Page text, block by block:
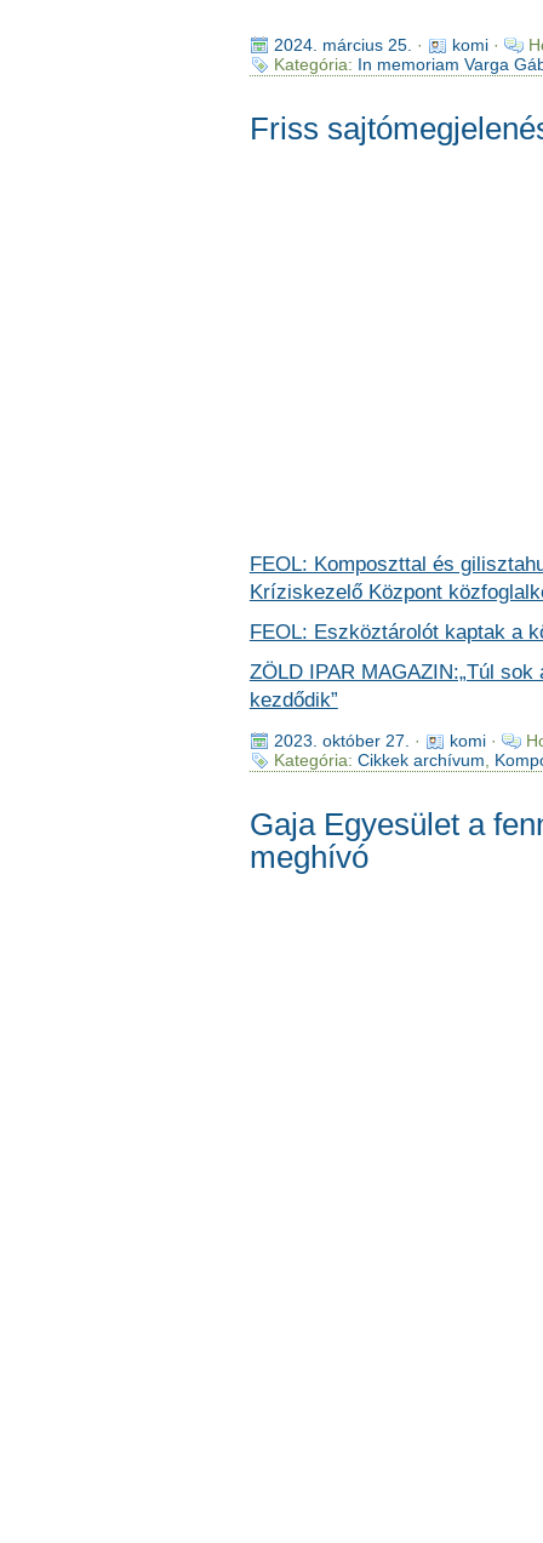
2024. március 25. · komi·
Kategória: In memoriam Varga
Friss
FEOL: Komposzttal és
Kríziskezelő Központ
FEOL: Eszköztárolót kaptak a
ZÖLD IPAR MAGAZIN:„Túl
kezdődik”
2023. október 27. · komi·
Kategória: Cikkek archívum
Gaja Egyesület a
meghívó